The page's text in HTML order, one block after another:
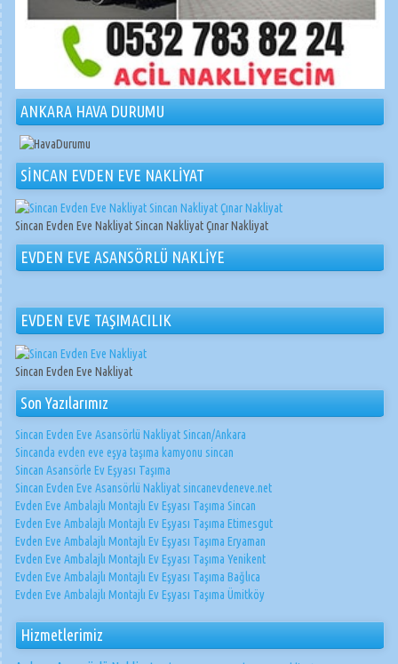
ANKARA HAVA DURUMU
SİNCAN EVDEN EVE NAKLİYAT
Sincan Evden Eve Nakliyat Sincan Nakliyat Çınar Nakliyat
EVDEN EVE ASANSÖRLÜ NAKLİYE
EVDEN EVE TAŞIMACILIK
Sincan Evden Eve Nakliyat
Son Yazılarımız
Sincan Evden Eve Asansörlü Nakliyat Sincan/Ankara
Sincanda evden eve eşya taşıma kamyonu sincan
Sincan Asansörle Ev Eşyası Taşıma
Sincan Evden Eve Asansörlü Nakliyat sincanevdeneve.net
Evden Eve Ambalajlı Montajlı Ev Eşyası Taşıma Sincan
Evden Eve Ambalajlı Montajlı Ev Eşyası Taşıma Etimesgut
Evden Eve Ambalajlı Montajlı Ev Eşyası Taşıma Eryaman
Evden Eve Ambalajlı Montajlı Ev Eşyası Taşıma Yenikent
Evden Eve Ambalajlı Montajlı Ev Eşyası Taşıma Bağlıca
Evden Eve Ambalajlı Montajlı Ev Eşyası Taşıma Ümitköy
Hizmetlerimiz